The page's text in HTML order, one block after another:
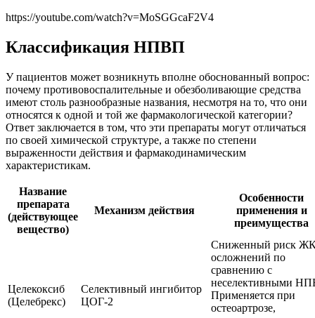
https://youtube.com/watch?v=MoSGGcaF2V4
Классификация НПВП
У пациентов может возникнуть вполне обоснованный вопрос:
почему противовоспалительные и обезболивающие средства
имеют столь разнообразные названия, несмотря на то, что они
относятся к одной и той же фармакологической категории?
Ответ заключается в том, что эти препараты могут отличаться
по своей химической структуре, а также по степени
выраженности действия и фармакодинамическим
характеристикам.
Название
препарата
(действующее
вещество)
Механизм действия
Особенности
применения и
преимущества
Целекоксиб
(Целебрекс)
Селективный ингибитор
ЦОГ-2
Сниженный риск
осложнений по
сравнению с
неселективными
Применяется при
остеоартрозе,